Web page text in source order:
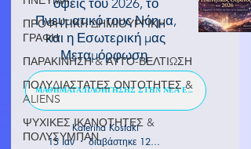
ΠΡΟΦΗΤΙΚΗ ΔΗΜΙΟΥΡΓΙΚΗ
ΓΡΑΦΗ
ΠΑΡΑΚΙΝΗΣΗ & ΑΥΤΟ-ΒΕΛΤΙΩΣΗ
ΠΟΛΥΔΙΑΣΤΑΤΕΣ ΟΝΤΟΤΗΤΕΣ &
ALIENS
ΨΥΧΙΚΕΣ ΙΚΑΝΟΤΗΤΕΣ &
ΠΟΛΥΣΥΜΠΑΝ
Πνευματικό τους Νόημα,
και η Εσωτερική μας
Μεταμόρφωση
ΜΑΘΗΜΑΤΑ:ΠΛΟΗΓΗΣΗΣ ΣΤΗΝ ΝΕΑ ΕΠΟΧΗ
Katerina Kostaki
15 Ιαν
διαβάστηκε 12 λεπτά